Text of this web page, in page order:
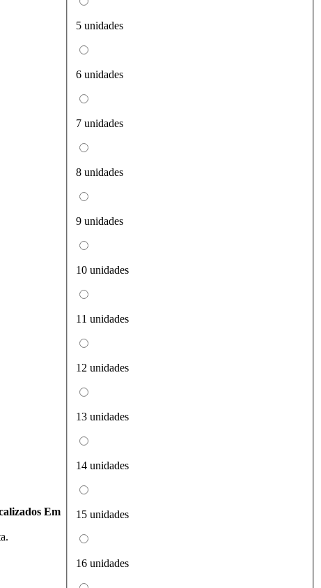
5 unidades
6 unidades
7 unidades
8 unidades
9 unidades
10 unidades
11 unidades
12 unidades
13 unidades
14 unidades
15 unidades
16 unidades
Em